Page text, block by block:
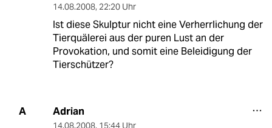
14.08.2008, 22:20 Uhr
Ist diese Skulptur nicht eine Verherrlichung der
Tierquälerei aus der puren Lust an der
Provokation, und somit eine Beleidigung der
Tierschützer?
A Adrian
14.08.2008, 15:44 Uhr